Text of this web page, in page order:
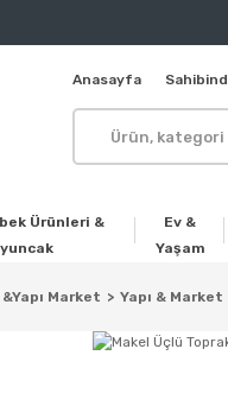
Anasayfa
Ürünleri &
Ev &
Yaşam
Market Yapı & Market